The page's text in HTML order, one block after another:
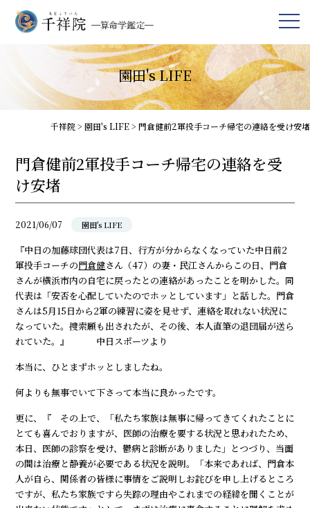
園田's LIFE
千祥院> 園田's LIFE> 門倉健前2軍投手コーチ帰宅の連絡を受け安堵
門倉健前2軍投手コーチ帰宅の連絡を受
け安堵
2021/06/07 園田's LIFE
『中日の加藤球団代表は7日、行方が分からなくなっていた中日前2
軍投手コーチの門倉健さん（47）の妻・民江さんからこの日、門倉
さんが横浜市内の自宅に戻ったとの連絡があったことを明かした。同
代表は「安否を心配していたのでホッとしています」と話した。門倉
さんは5月15日から2軍の練習に姿を見せず、連絡を取れない状況に
なっていた。捜索願も出されたが、その後、本人直筆の退団届が送ら
れていた。』 ―― 中日スポーツより ――
本当に、ひとまずホッとしましたね。
何よりも無事でいて下さって本当に良かったです。
更に、『 その上で、「私たち家族は無事に帰ってきてくれたことに
とても喜んでおりますが、医師の治療を要する状況と思われたため、
本日、医師の診察を受け、鬱病と診断がありました」とつづり、当面
の間は治療と静養が必要である状況を説明。「本来であれば、門倉本
人が自ら、関係者の皆様に事情をご説明しお詫びを申し上げるところ
ですが、私たち家族ですら失踪の理由やこれまでの経緯を聞くことが